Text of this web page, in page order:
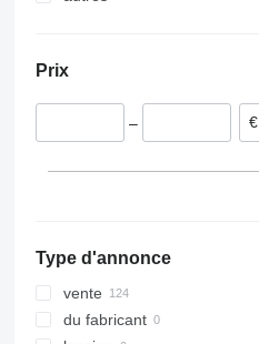
Allemagne
Belgique
Prix
–
Type d'annonce
vente
du fabricant